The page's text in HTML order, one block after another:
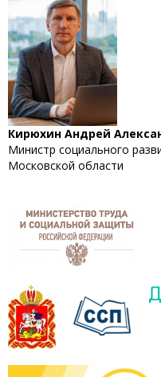
Кирюхин Андрей
Министр социального
Московской области